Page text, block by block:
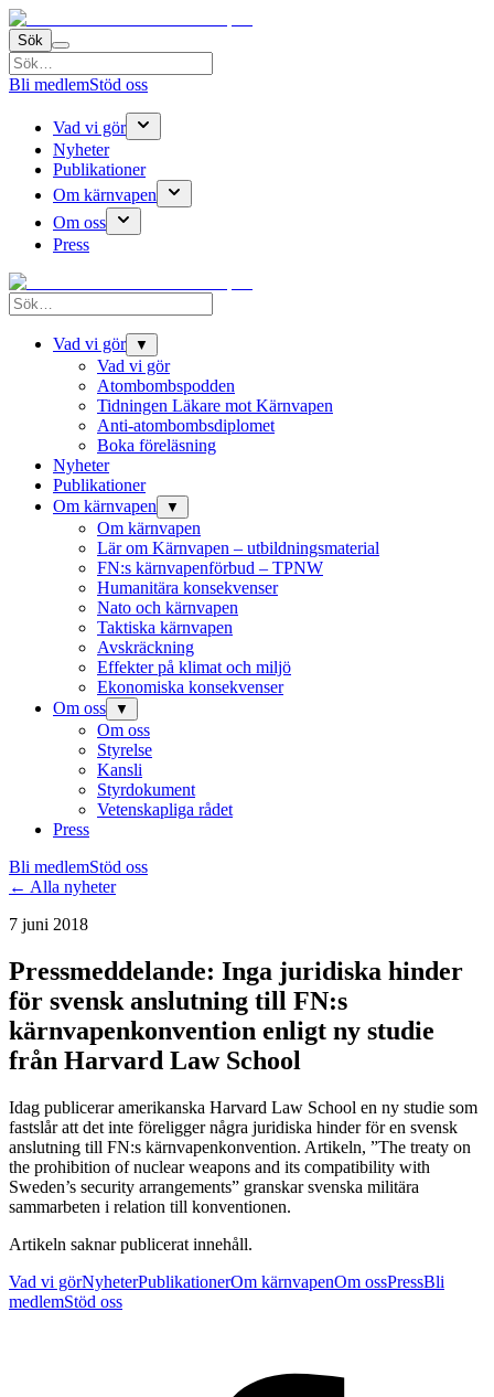
Sök
Bli medlemStöd oss
Vad vi gör
Nyheter
Publikationer
Om kärnvapen
Om oss
Press
Vad vi gör ▼
Vad vi gör
Atombombspodden
Tidningen Läkare mot Kärnvapen
Anti-atombombsdiplomet
Boka föreläsning
Nyheter
Publikationer
Om kärnvapen
▼
Om kärnvapen
Lär om Kärnvapen – utbildningsmaterial
FN:s kärnvapenförbud – TPNW
Humanitära konsekvenser
Nato och kärnvapen
Taktiska kärnvapen
Avskräckning
Effekter på klimat och miljö
Ekonomiska konsekvenser
Om oss
▼
Om oss
Styrelse
Kansli
Styrdokument
Vetenskapliga rådet
Press
Bli medlemStöd oss
← Alla nyheter
7 juni 2018
Pressmeddelande: Inga juridiska hinder
för svensk anslutning till FN:s
kärnvapenkonvention enligt ny studie
från Harvard Law School
Idag publicerar amerikanska Harvard Law School en ny studie som
fastslår att det inte föreligger några juridiska hinder för en svensk
anslutning till FN:s kärnvapenkonvention. Artikeln, ”The treaty on
the prohibition of nuclear weapons and its compatibility with
Sweden’s security arrangements” granskar svenska militära
sammarbeten i relation till konventionen.
Artikeln saknar publicerat innehåll.
Vad vi görNyheterPublikationerOm kärnvapenOm ossPressBli
medlemStöd oss